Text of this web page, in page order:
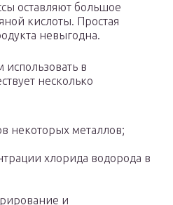
оставляют большое
кислоты. Простая
невыгодна.
в
несколько
некоторых металлов;
хлорида водорода в
и